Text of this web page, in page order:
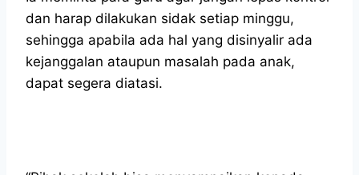
dan harap dilakukan sidak setiap minggu,
sehingga apabila ada hal yang disinyalir ada
kejanggalan ataupun masalah pada anak,
dapat segera diatasi.